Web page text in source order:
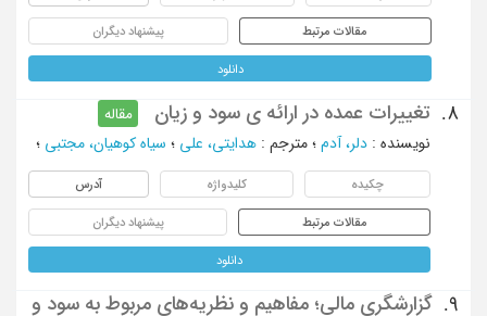
مقالات مرتبط پیشنهاد دیگران
دانلود
8. تغییرات عمده در ارائه ی سود و زیان
مقاله
نویسنده : دلر، آدم ؛ مترجم : هدایتی، علی ؛ سیاه کوهیان، مجتبی ؛
چکیده کلیدواژه آدرس
مقالات مرتبط پیشنهاد دیگران
دانلود
9.
گزارشگری مالی؛ مفاهیم و نظریه‌های مربوط به سود و